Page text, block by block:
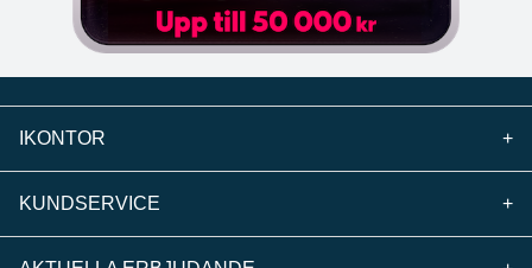
IKONTOR +
KUNDSERVICE +